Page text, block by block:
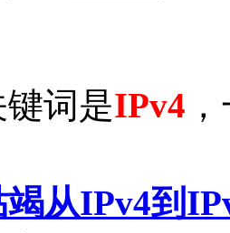
词是IPv4
从IPv4到